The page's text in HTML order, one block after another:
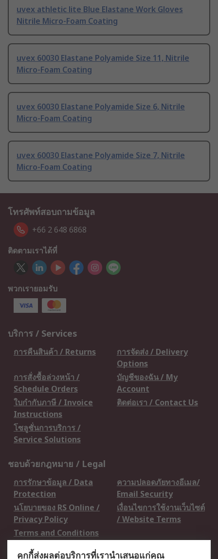
uvex athletic lite Blue Elastane Work Gloves
Nitrile Micro-Foam Coating
uvex 60030 Elastane Polyamide Size 11, Nitrile
Micro-Foam Coating
uvex 60030 Elastane Polyamide Size 6, Nitrile
Micro-Foam Coating
uvex 60030 Elastane Polyamide Size 7, Nitrile
Micro-Foam Coating
โทรศัพท์สอบถามข้อมูล
+66 2 648 6868
ติดตามเราได้ที่
พวกเรายอมรับ
บริการ / Services
การคืนสินค้า / Returns
การจัดส่ง / Delivery
Options
การสั่งซื้อล่วงหน้า /
Schedule Orders
บัญชีของฉัน / My
Account
ใบกำกับภาษี / Invoice
Instructions
ติดต่อเรา / Contact Us
โซลูชั่นการบริการ /
Service Solutions
ชอบด้วยกฎหมาย / Legal
การรักษาข้อมูล / Data
Protection
ความปลอดภัยทางอีเมล/
Email Security
นโยบายของ RS Online /
Privacy Policy
เงื่อนไขการใช้งานเว็บไซต์
/ Website Terms
Terms and Conditions
คุกกี้ส่งผลต่อบริการที่เรานำเสนอแก่คุณ